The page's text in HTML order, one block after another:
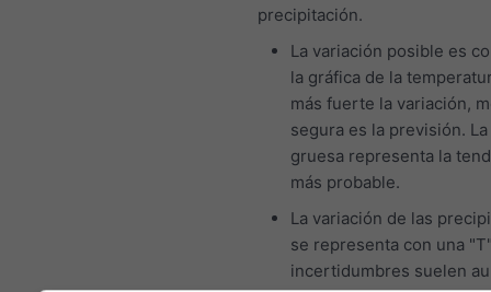
precipitación.
La variación posible es
la gráfica de la
más fuerte la variación,
segura es la previsión.
gruesa representa la
más probable.
La variación de las
se representa con una
incertidumbres suelen